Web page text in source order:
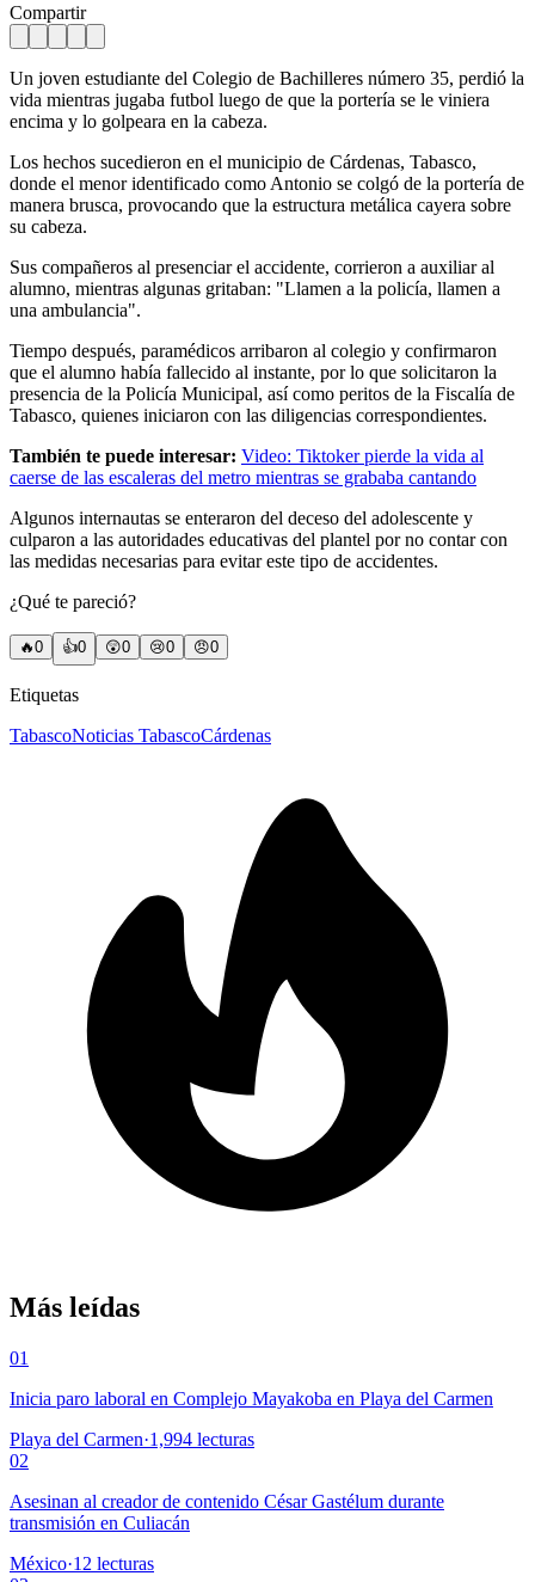
Compartir
Un joven estudiante del Colegio de Bachilleres número 35, perdió la
vida mientras jugaba futbol luego de que la portería se le viniera
encima y lo golpeara en la cabeza.
Los hechos sucedieron en el municipio de Cárdenas, Tabasco,
donde el menor identificado como Antonio se colgó de la portería de
manera brusca, provocando que la estructura metálica cayera sobre
su cabeza.
Sus compañeros al presenciar el accidente, corrieron a auxiliar al
alumno, mientras algunas gritaban: "Llamen a la policía, llamen a
una ambulancia".
Tiempo después, paramédicos arribaron al colegio y confirmaron
que el alumno había fallecido al instante, por lo que solicitaron la
presencia de la Policía Municipal, así como peritos de la Fiscalía de
Tabasco, quienes iniciaron con las diligencias correspondientes.
También te puede interesar: Video: Tiktoker pierde la vida al
caerse de las escaleras del metro mientras se grababa cantando
Algunos internautas se enteraron del deceso del adolescente y
culparon a las autoridades educativas del plantel por no contar con
las medidas necesarias para evitar este tipo de accidentes.
¿Qué te pareció?
🔥0 👍0 😲0 😢0 😠0
Etiquetas
TabascoNoticias TabascoCárdenas
Más leídas
01
Inicia paro laboral en Complejo Mayakoba en Playa del Carmen
Playa del Carmen·1,994 lecturas
02
Asesinan al creador de contenido César Gastélum durante
transmisión en Culiacán
México·12 lecturas